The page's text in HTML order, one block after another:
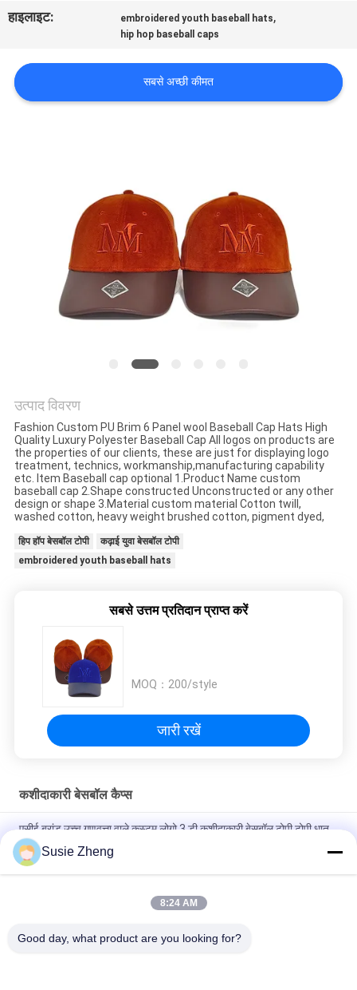
संपर्क
समाचार
PRIVACY
POLICY
हाइलाइट:
embroidered youth baseball hats,
hip hop baseball caps
सबसे अच्छी कीमत
उत्पाद विवरण
Fashion Custom PU Brim 6 Panel wool Baseball Cap Hats High
Quality Luxury Polyester Baseball Cap All logos on products are
the properties of our clients, these are just for displaying logo
treatment, technics, workmanship,manufacturing capability
etc. Item Baseball cap optional 1.Product Name custom
baseball cap 2.Shape constructed Unconstructed or any other
design or shape 3.Material custom material Cotton twill,
washed cotton, heavy weight brushed cotton, pigment dyed,
हिप हॉप बेसबॉल टोपी
कढ़ाई युवा बेसबॉल टोपी
embroidered youth baseball hats
सबसे उत्तम प्रतिदान प्राप्त करें
MOQ： 200/style
जारी रखें
कशीदाकारी बेसबॉल कैप्स
एसीई ब्रांड उच्च गुणवत्ता वाले कस्टम लोगो 3 डी कशीदाकारी बेसबॉल टोपी टोपी धातु
बकसुआ के साथ
100% पॉलिएस्टर 6 पैनल बेसबॉल कैप सॉलिड क्लासिकल सिक्स पैनल अनस्ट्रक्चर्ड
Susie Zheng
8:24 AM
Good day, what product are you looking for?